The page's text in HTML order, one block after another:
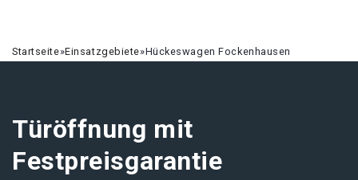
Startseite»Einsatzgebiete»Hückeswagen Fockenhausen
Türöffnung mit
Festpreisgarantie